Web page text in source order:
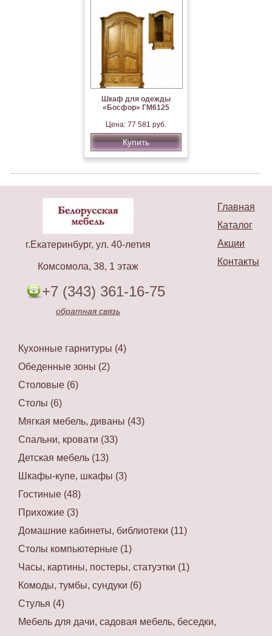
Шкаф для одежды
«Босфор» ГМ6125
Цена: 77 581 руб.
Купить
Главная
Каталог
Акции
Контакты
г.Екатеринбург, ул. 40-летия
Комсомола, 38, 1 этаж
+7 (343) 361-16-75
обратная связь
Кухонные гарнитуры (4)
Обеденные зоны (2)
Столовые (6)
Столы (6)
Мягкая мебель, диваны (43)
Спальни, кровати (33)
Детская мебель (13)
Шкафы-купе, шкафы (3)
Гостиные (48)
Прихожие (3)
Домашние кабинеты, библиотеки (11)
Столы компьютерные (1)
Часы, картины, постеры, статуэтки (1)
Комоды, тумбы, сундуки (6)
Стулья (4)
Мебель для дачи, садовая мебель, беседки,